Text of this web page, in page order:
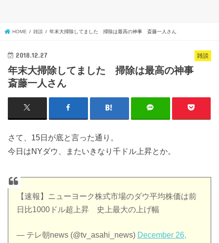
HOME 雑談 年末大掃除してました 掃除は最高の神事 斎藤一人さん
雑談
2018.12.27
年末大掃除してました 掃除は最高の神事
斎藤一人さん
さて、15日が底と言った通り。
今日はNYダウ、またいきなり千ドル上昇とか。
【速報】ニューヨーク株式市場のダウ平均株価は前
日比1000ドル超上昇 史上最大の上げ幅
— テレ朝news (@tv_asahi_news) December 26,